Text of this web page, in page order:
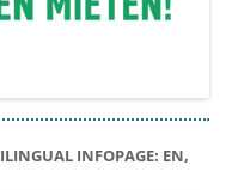
INFOPAGE: EN,